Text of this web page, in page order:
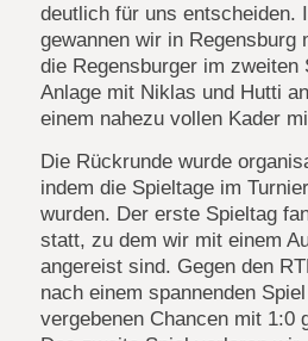
deutlich für uns entscheiden.
gewannen wir in Regensburg
die Regensburger im zweiten
Anlage mit Niklas und Hutti
einem nahezu vollen Kader
Die Rückrunde wurde
indem die Spieltage im
wurden. Der erste Spieltag
statt, zu dem wir mit einem
angereist sind. Gegen den
nach einem spannenden
vergebenen Chancen mit 1:0